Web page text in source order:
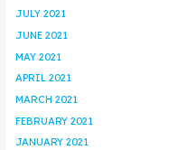
JULY 2021
JUNE 2021
MAY 2021
APRIL 2021
MARCH 2021
FEBRUARY 2021
JANUARY 2021